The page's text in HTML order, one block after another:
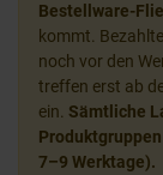
Bestellware-
kommt.
noch vor den
treffen erst ab
ein. Sämtliche
7–9 Werktage).